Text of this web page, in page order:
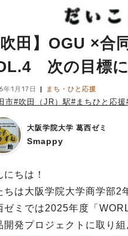
吹田】OGU ×
次の目標
1月17日 まち・ひと応援
市#吹田（JR）駅#まちひと応援
大阪学院大学 葛西ゼミ
Smappy
にちは！
ちは大阪学院大学商学部
ゼミでは2025年度「
開発プロジェクトに取り組